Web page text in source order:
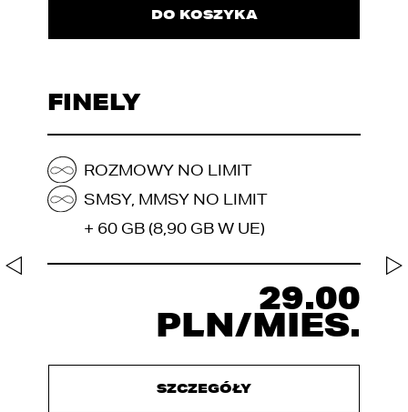
DO KOSZYKA
FINELY
ROZMOWY NO LIMIT
SMSY, MMSY NO LIMIT
+ 60 GB (8,90 GB W UE)
29.00
PLN/MIES.
SZCZEGÓŁY